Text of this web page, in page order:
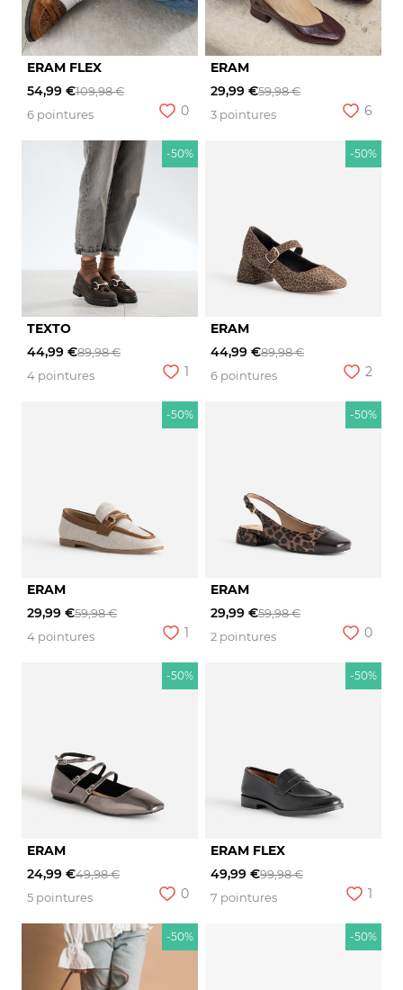
ERAM FLEX
54,99 €109,98 €
6 pointures
0
ERAM
29,99 €59,98 €
3 pointures
6
-50%
TEXTO
44,99 €89,98 €
4 pointures
1
-50%
ERAM
44,99 €89,98 €
6 pointures
2
-50%
ERAM
29,99 €59,98 €
4 pointures
1
-50%
ERAM
29,99 €59,98 €
2 pointures
0
-50%
ERAM
24,99 €49,98 €
5 pointures
0
-50%
ERAM FLEX
49,99 €99,98 €
7 pointures
1
-50% -50%